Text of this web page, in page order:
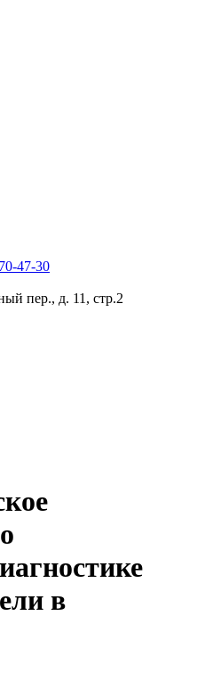
47-30
пер., д. 11, стр.2
в